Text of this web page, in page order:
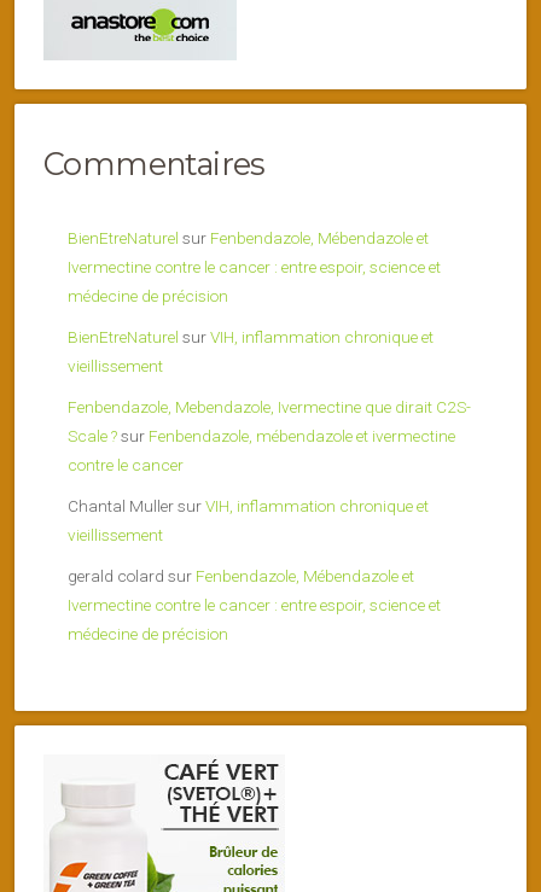
Commentaires
BienEtreNaturel sur Fenbendazole, Mébendazole et
Ivermectine contre le cancer : entre espoir, science et
médecine de précision
BienEtreNaturel surVIH, inflammation chronique et
vieillissement
Fenbendazole, Mebendazole, Ivermectine que dirait C2S-
Scale ?sur Fenbendazole, mébendazole et ivermectine
contre le cancer
Chantal MullersurVIH, inflammation chronique et
vieillissement
gerald colard sur Fenbendazole, Mébendazole et
Ivermectine contre le cancer : entre espoir, science et
médecine de précision